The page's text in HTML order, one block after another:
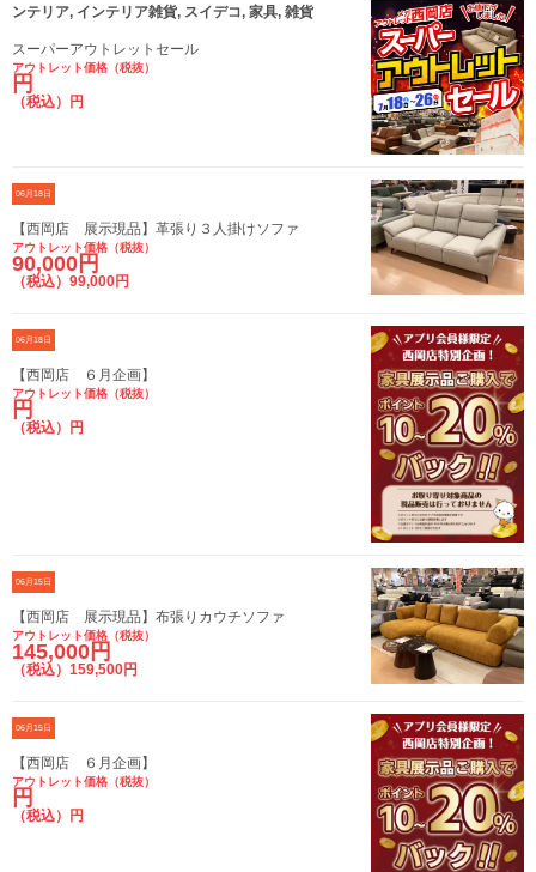
ンテリア, インテリア雑貨, スイデコ, 家具, 雑貨
スーパーアウトレットセール
アウトレット価格（税抜）
円
（税込）円
06月18日
【西岡店 展示現品】革張り３人掛けソファ
アウトレット価格（税抜）
90,000円
（税込）99,000円
06月18日
【西岡店 ６月企画】
アウトレット価格（税抜）
円
（税込）円
06月15日
【西岡店 展示現品】布張りカウチソファ
アウトレット価格（税抜）
145,000円
（税込）159,500円
06月15日
【西岡店 ６月企画】
アウトレット価格（税抜）
円
（税込）円